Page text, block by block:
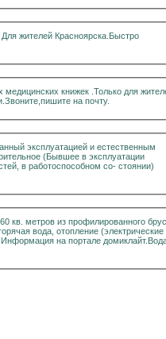
жителей Красноярска.Быстро
книжек .Только для
на почту.
эксплуатацией и естественным
(Бывшее в эксплуатации
в работоспособном со- стоянии)
метров из профилированного бруса